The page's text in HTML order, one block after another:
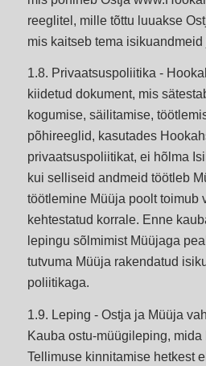
reeglitel, mille tõttu luuakse
mis kaitseb tema
1.8. Privaatsuspoliitika -
kiidetud dokument, mis
kogumise, säilitamise,
põhireeglid, kasutades
privaatsuspoliitikat, ei hõlma
kui selliseid andmeid töötleb
töötlemine Müüja poolt toimub
kehtestatud korrale. Enne
lepingu sõlmimist Müüjaga
tutvuma Müüja rakendatud
poliitikaga.
1.9. Leping - Ostja ja Müüja
Kauba ostu-müügileping,
Tellimuse kinnitamise hetkest